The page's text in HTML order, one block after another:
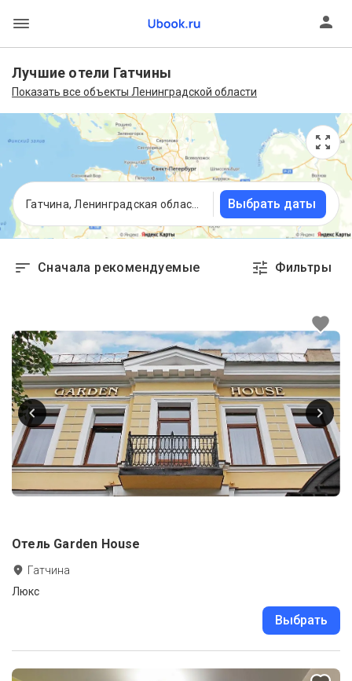
Лучшие отели Гатчины
Показать все объекты Ленинградской области
Выбрать даты
Сначала рекомендуемые Фильтры
Отель Garden House
Гатчина
Люкс
Выбрать